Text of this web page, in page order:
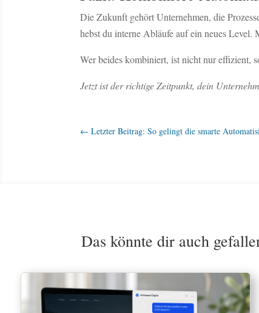
Die Zukunft gehört Unternehmen, die
hebst du interne Abläufe auf ein neues
Wer beides kombiniert, ist nicht nur effizient,
Jetzt ist der richtige Zeitpunkt, dein
← Letzter Beitrag: So gelingt die smarte
Das könnte dir auch